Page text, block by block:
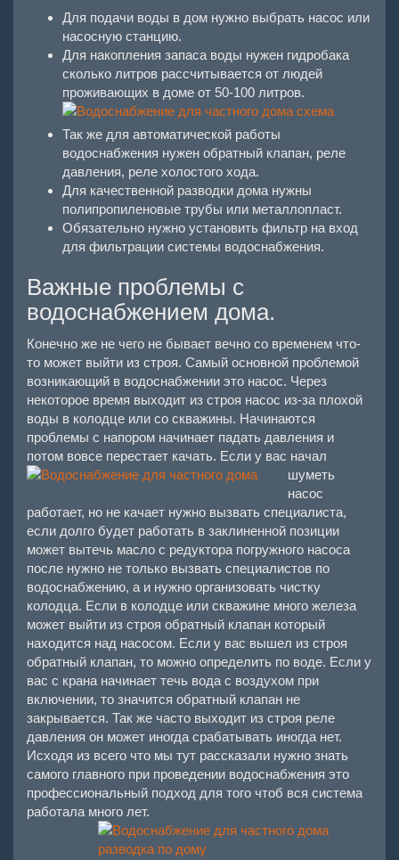
Для подачи воды в дом нужно выбрать насос или
насосную станцию.
Для накопления запаса воды нужен гидробака
сколько литров рассчитывается от людей
проживающих в доме от 50-100 литров.
Так же для автоматической работы
водоснабжения нужен обратный клапан, реле
давления, реле холостого хода.
Для качественной разводки дома нужны
полипропиленовые трубы или металлопласт.
Обязательно нужно установить фильтр на вход
для фильтрации системы водоснабжения.
Важные проблемы с
водоснабжением дома.
Конечно же не чего не бывает вечно со временем что-
то может выйти из строя. Самый основной проблемой
возникающий в водоснабжении это насос. Через
некоторое время выходит из строя насос из-за плохой
воды в колодце или со скважины. Начинаются
проблемы с напором начинает падать давления и
потом вовсе перестает качать. Если у вас начал
шуметь
насос
работает, но не качает нужно вызвать специалиста,
если долго будет работать в заклиненной позиции
может вытечь масло с редуктора погружного насоса
после нужно не только вызвать специалистов по
водоснабжению, а и нужно организовать чистку
колодца. Если в колодце или скважине много железа
может выйти из строя обратный клапан который
находится над насосом. Если у вас вышел из строя
обратный клапан, то можно определить по воде. Если у
вас с крана начинает течь вода с воздухом при
включении, то значится обратный клапан не
закрывается. Так же часто выходит из строя реле
давления он может иногда срабатывать иногда нет.
Исходя из всего что мы тут рассказали нужно знать
самого главного при проведении водоснабжения это
профессиональный подход для того чтоб вся система
работала много лет.